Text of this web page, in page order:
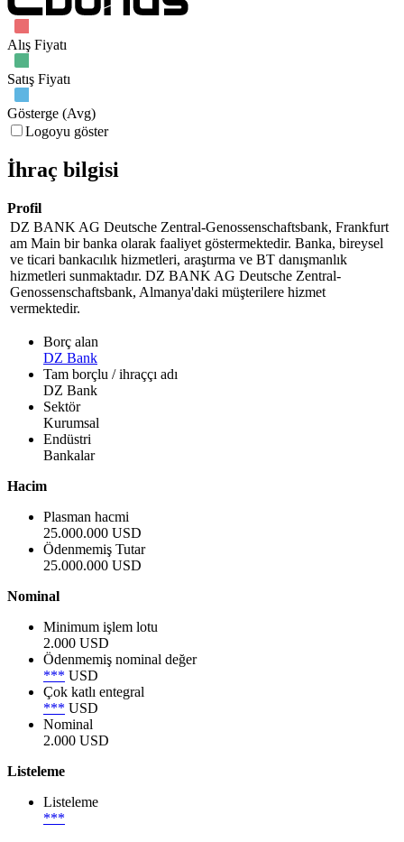
Alış Fiyatı
Satış Fiyatı
Gösterge (Avg)
Logoyu göster
İhraç bilgisi
Profil
DZ BANK AG Deutsche Zentral-Genossenschaftsbank, Frankfurt
am Main bir banka olarak faaliyet göstermektedir. Banka, bireysel
ve ticari bankacılık hizmetleri, araştırma ve BT danışmanlık
hizmetleri sunmaktadır. DZ BANK AG Deutsche Zentral-
Genossenschaftsbank, Almanya'daki müşterilere hizmet
vermektedir.
Borç alan
DZ Bank
Tam borçlu / ihraççı adı
DZ Bank
Sektör
Kurumsal
Endüstri
Bankalar
Hacim
Plasman hacmi
25.000.000 USD
Ödenmemiş Tutar
25.000.000 USD
Nominal
Minimum işlem lotu
2.000 USD
Ödenmemiş nominal değer
*** USD
Çok katlı entegral
*** USD
Nominal
2.000 USD
Listeleme
Listeleme
***